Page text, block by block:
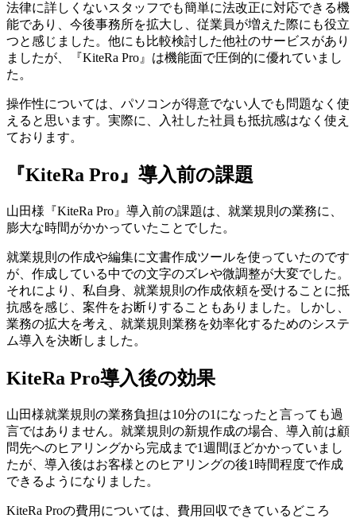
法律に詳しくないスタッフでも簡単に法改正に対応できる機
能であり、今後事務所を拡大し、従業員が増えた際にも役立
つと感じました。 他にも比較検討した他社のサービスがあり
ましたが、『KiteRa Pro』は機能面で圧倒的に優れていまし
た。
操作性については、パソコンが得意でない人でも問題なく使
えると思います。実際に、入社した社員も抵抗感はなく使え
ております。
『KiteRa Pro』導入前の課題
山田様 『KiteRa Pro』導入前の課題は、就業規則の業務に、
膨大な時間がかかっていたことでした。
就業規則の作成や編集に文書作成ツールを使っていたのです
が、作成している中での文字のズレや微調整が大変でした 。
それにより、私自身、就業規則の作成依頼を受けることに抵
抗感を感じ、案件をお断りすることもありました。しかし、
業務の拡大を考え、就業規則業務を効率化するためのシステ
ム導入を決断しました。
KiteRa Pro導入後の効果
山田様就業規則の業務負担は10分の1になったと言っても過
言ではありません。 就業規則の新規作成の場合、導入前は顧
問先へのヒアリングから完成まで1週間ほどかかっていまし
たが、導入後はお客様とのヒアリングの後1時間程度で作成
できるようになりました。
KiteRa Proの費用については、費用回収できているどころ